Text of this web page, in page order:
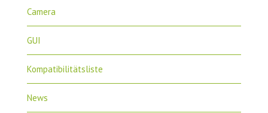
Camera
GUI
Kompatibilitätsliste
News